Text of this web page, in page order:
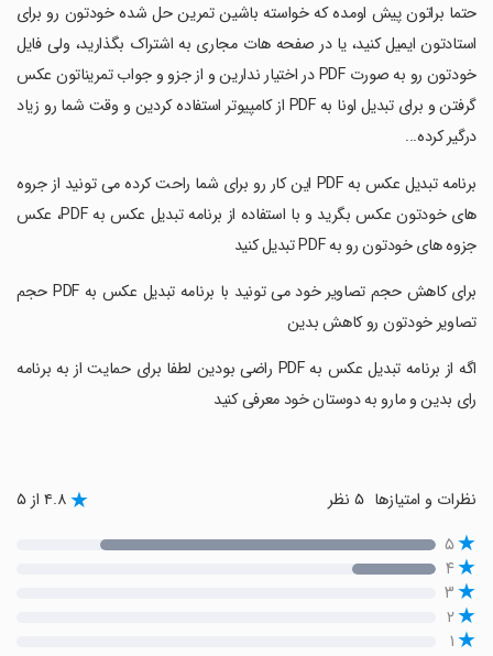
‏حتما براتون پیش اومده که خواسته باشین تمرین حل شده خودتون رو برای
استادتون ایمیل کنید، یا در صفحه هات مجاری به اشتراک بگذارید، ولی فایل
خودتون رو به صورت PDF در اختیار ندارین و از جزو و جواب تمریناتون عکس
گرفتن و برای تبدیل اونا به PDF از کامپیوتر استفاده کردین و وقت شما رو زیاد
درگیر کرده...
‏برنامه تبدیل عکس به PDF این کار رو برای شما راحت کرده می تونید از جروه
های خودتون عکس بگرید و با استفاده از برنامه تبدیل عکس به PDF، عکس
جزوه های خودتون رو به PDF تبدیل کنید
‏برای کاهش حجم تصاویر خود می تونید با برنامه تبدیل عکس به PDF حجم
تصاویر خودتون رو کاهش بدین
‏اگه از برنامه تبدیل عکس به PDF راضی بودین لطفا برای حمایت از به برنامه
رای بدین و مارو به دوستان خود معرفی کنید
نظرات و امتیازها ۴.۸ از ۵
۵
۴
۳
۲
۱